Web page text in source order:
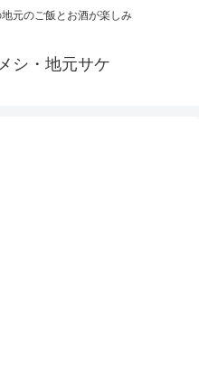
元のご飯とお酒が楽しみ
シ・地元サケ